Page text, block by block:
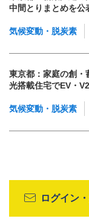
中間とりまとめを公
気候変動・脱炭素
東京都：家庭の創・
光搭載住宅でEV・
気候変動・脱炭素
ログイン